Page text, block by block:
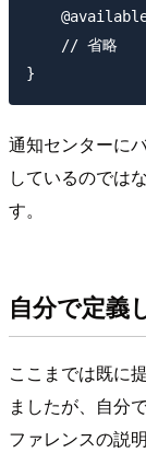
    // 省略
通知センターに
しているのでは
す。
自分で定義
ここまでは既に
ましたが、自分
ファレンスの説